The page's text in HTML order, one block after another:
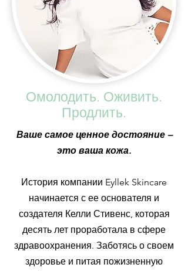
Омолодить. Оживить.
Продлить.
Ваше самое ценное достояние –
это ваша кожа.
История компании Eyllek Skincare
начинается с ее основателя и
создателя Келли Стивенс, которая
десять лет проработала в сфере
здравоохранения. Заботясь о своем
здоровье и питая пожизненную